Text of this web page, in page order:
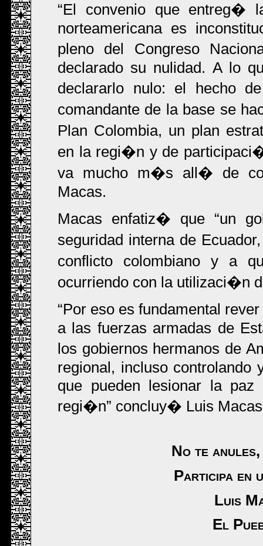
El convenio que entreg�
norteamericana es
pleno del Congreso
declarado su nulidad. A lo
declararlo nulo: el hecho
comandante de la base se
Plan Colombia, un plan
en la regi�n y de
va mucho m�s all� de
Macas.
Macas enfatiz� que
un
seguridad interna de
conflicto colombiano y a
ocurriendo con la utilizaci�n
Por eso es fundamental
a las fuerzas armadas de
los gobiernos hermanos de
regional, incluso controlando
que pueden lesionar la
regi�n concluy� Luis
No te
Participa en
Luis
El